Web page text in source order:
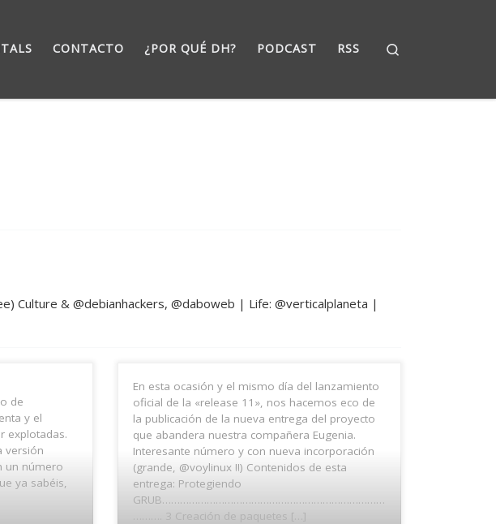
CONTACTO ¿POR QUÉ DH? PODCAST RSS
Culture & @debianhackers, @daboweb | Life: @verticalplaneta |
de
y el
explotadas.
versión
un número
ya sabéis,
En esta ocasión y el mismo día del lanzamiento
oficial de la «release 11», nos hacemos eco de
la publicación de la nueva entrega del proyecto
que abandera nuestra compañera Eugenia.
Interesante número y con nueva incorporación
(grande, @voylinux !!) Contenidos de esta
entrega: Protegiendo
GRUB…………………………………………………………………
………. 3 Creación de paquetes […]